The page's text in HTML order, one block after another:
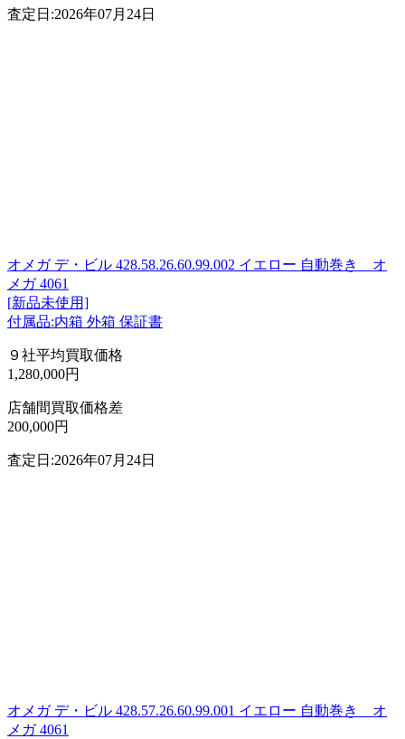
査定日:2026年07月24日
オメガ デ・ビル 428.58.26.60.99.002 イエロー 自動巻き オ
メガ 4061
[新品未使用]
付属品:内箱 外箱 保証書
９社平均買取価格
1,280,000円
店舗間買取価格差
200,000円
査定日:2026年07月24日
オメガ デ・ビル 428.57.26.60.99.001 イエロー 自動巻き オ
メガ 4061